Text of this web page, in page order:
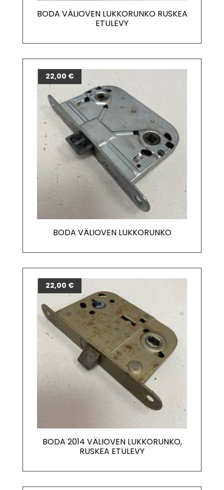
BODA VÄLIOVEN LUKKORUNKO RUSKEA
ETULEVY
BODA VÄLIOVEN LUKKORUNKO
22,00 €
BODA 2014 VÄLIOVEN LUKKORUNKO,
RUSKEA ETULEVY
22,00 €